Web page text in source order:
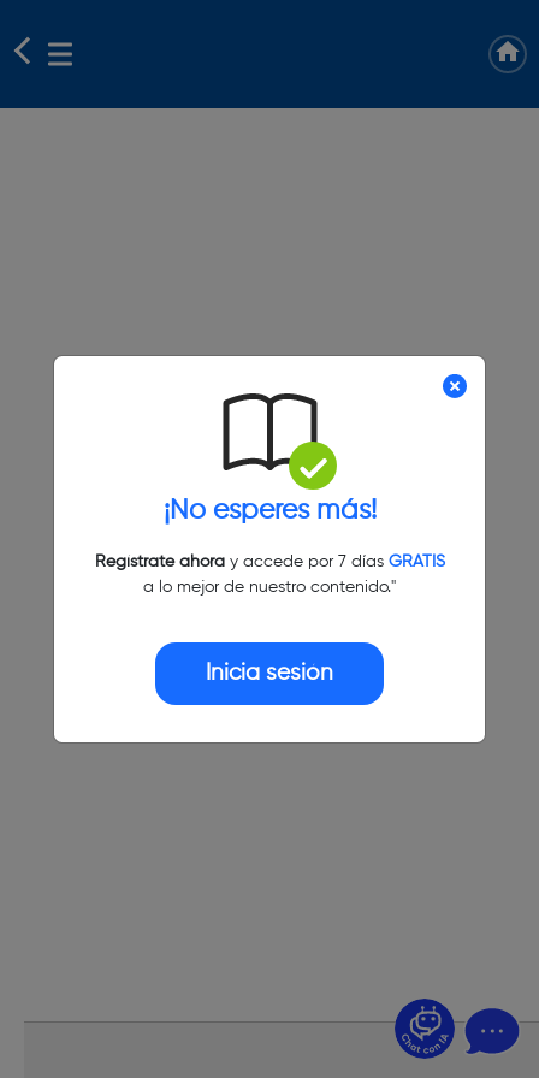
¡No esperes más!
Regístrate ahoray accede por 7 días GRATIS
a lo mejor de nuestro contenido."
Inicia sesión